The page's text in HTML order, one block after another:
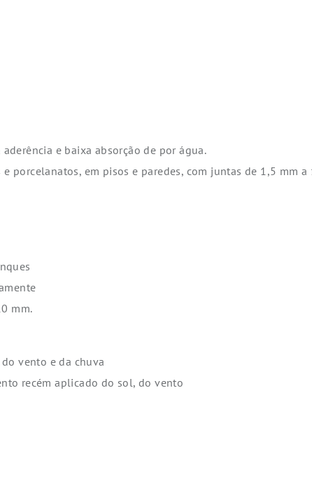
e baixa absorção de por água.
porcelanatos, em pisos e paredes, com juntas de 1,5 mm
mm.
vento e da chuva
recém aplicado do sol, do vento